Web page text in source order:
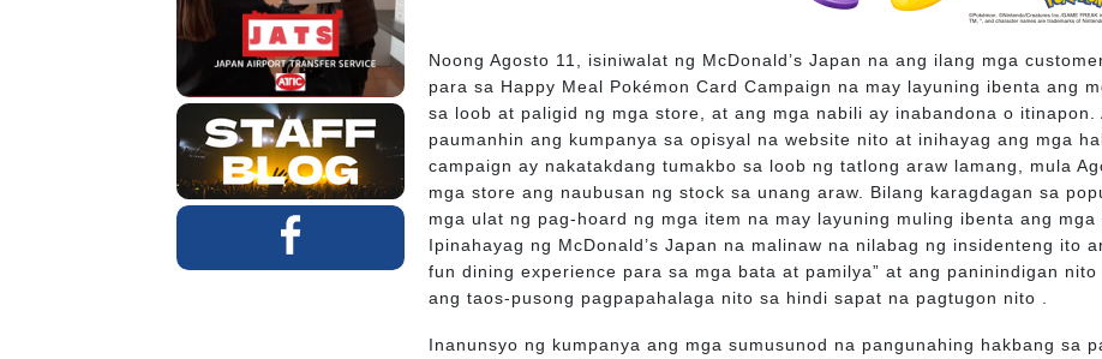
Noong Agosto 11, isiniwalat ng McDonald’s Japan na ang ilang mga
para sa Happy Meal Pokémon Card Campaign na may layuning ibenta ang
sa loob at paligid ng mga store, at ang mga nabili ay inabandona o itinapon.
paumanhin ang kumpanya sa opisyal na website nito at inihayag ang mga
campaign ay nakatakdang tumakbo sa loob ng tatlong araw lamang, mula
mga store ang naubusan ng stock sa unang araw. Bilang karagdagan sa
mga ulat ng pag-hoard ng mga item na may layuning muling ibenta ang mga
Ipinahayag ng McDonald’s Japan na malinaw na nilabag ng insidenteng ito
fun dining experience para sa mga bata at pamilya” at ang paninindigan
ang taos-pusong pagpapahalaga nito sa hindi sapat na pagtugon nito .
Inanunsyo ng kumpanya ang mga sumusunod na pangunahing hakbang sa